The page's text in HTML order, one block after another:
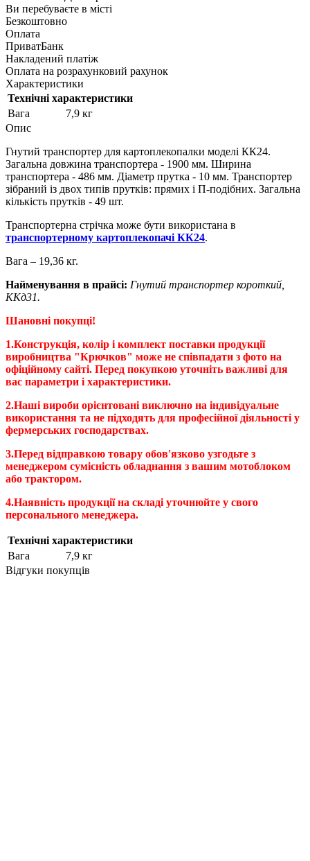
Ви перебуваєте в місті
Безкоштовно
Оплата
ПриватБанк
Накладений платіж
Оплата на розрахунковий рахунок
Характеристики
Технічні характеристики
Вага
7,9 кг
Опис
Гнутий транспортер для картоплекопалки моделі КК24.
Загальна довжина транспортера - 1900 мм. Ширина
транспортера - 486 мм. Діаметр прутка - 10 мм. Транспортер
зібраний із двох типів прутків: прямих і П-подібних. Загальна
кількість прутків - 49 шт.
Транспортерна стрічка може бути використана в
транспортерному картоплекопачі КК24.
Вага – 19,36 кг.
Найменування в прайсі: Гнутий транспортер короткий,
ККд31.
Шановні покупці!
1.Конструкція, колір і комплект поставки продукції
виробництва "Крючков" може не співпадати з фото на
офіційному сайті. Перед покупкою уточніть важливі для
вас параметри і характеристики.
2.Наші вироби орієнтовані виключно на індивідуальне
використання та не підходять для професійної діяльності у
фермерських господарствах.
3.Перед відправкою товару обов'язково узгодьте з
менеджером сумісність обладнання з вашим мотоблоком
або трактором.
4.Наявність продукції на складі уточнюйте у свого
персонального менеджера.
Технічні характеристики
Вага
7,9 кг
Відгуки покупців